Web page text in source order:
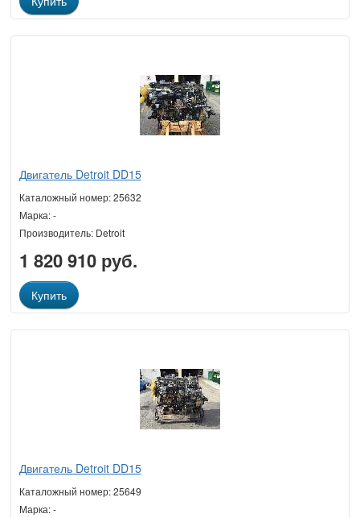
Двигатель Detroit DD15
Каталожный номер: 25632
Марка: -
Производитель: Detroit
1 820 910 руб.
Купить
Двигатель Detroit DD15
Каталожный номер: 25649
Марка: -